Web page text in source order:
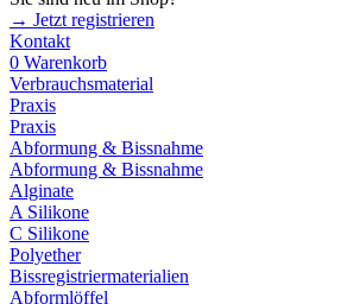
→ Jetzt registrieren
Kontakt
0 Warenkorb
Verbrauchsmaterial
Praxis
Praxis
Abformung & Bissnahme
Abformung & Bissnahme
Alginate
A Silikone
C Silikone
Polyether
Bissregistriermaterialien
Abformlöffel